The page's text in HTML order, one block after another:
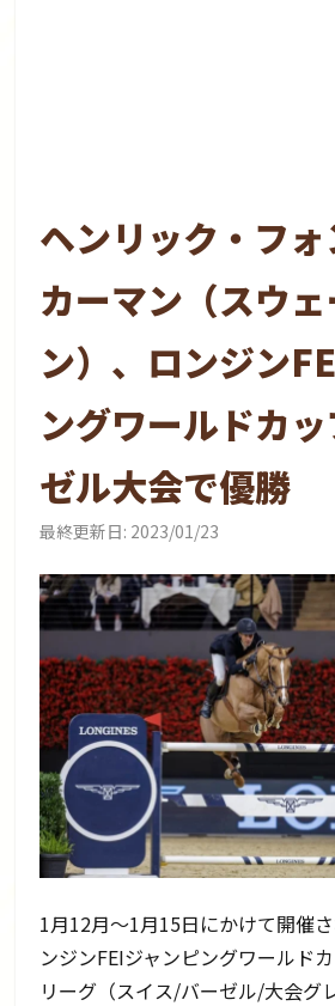
ヘンリック・フ
カーマン（スウ
ン）、ロンジン
ングワールドカ
ゼル大会で優勝
最終更新日: 2023/01/23
1月12月～1月15日にかけて開催
ンジンFEIジャンピングワールド
リーグ（スイス/バーゼル/大会グ